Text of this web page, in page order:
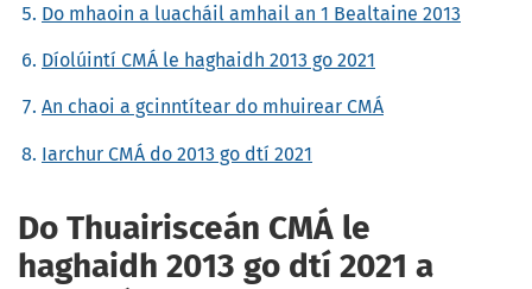
Do mhaoin a luacháil amhail an 1 Bealtaine 2013
Díolúintí CMÁ le haghaidh 2013 go 2021
An chaoi a gcinntítear do mhuirear CMÁ
Iarchur CMÁ do 2013 go dtí 2021
Do Thuairisceán CMÁ le
haghaidh 2013 go dtí 2021 a